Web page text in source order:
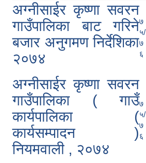
अग्नीसाईर कृष्णा सवरन
गाउँपालिका बाट गरिने
बजार अनुगमण निर्देशिका
२०७४
७
५/
७
६
अग्नीसाईर कृष्णा सवरन
गाउँपालिका ( गाउँ
कार्यपालिका (
कार्यसम्पादन )
नियमवाली , २०७४
७
५/
७
६